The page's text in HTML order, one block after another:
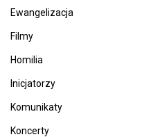
Ewangelizacja
Filmy
Homilia
Inicjatorzy
Komunikaty
Koncerty